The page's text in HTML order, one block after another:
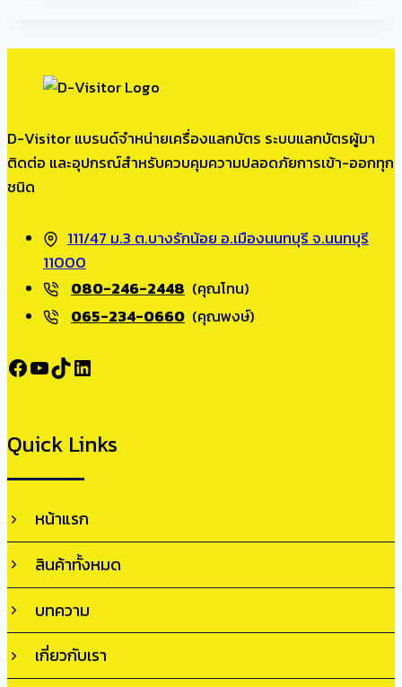
D-Visitor แบรนด์จำหน่ายเครื่องแลกบัตร ระบบแลกบัตรผู้มา
ติดต่อ และอุปกรณ์สำหรับควบคุมความปลอดภัยการเข้า-ออกทุก
ชนิด
111/47 ม.3 ต.บางรักน้อย อ.เมืองนนทบุรี จ.นนทบุรี
11000
080-246-2448 (คุณโทน)
065-234-0660 (คุณพงษ์)
Facebook
YouTube
TikTokLinkedIn
Quick Links
หน้าแรก
สินค้าทั้งหมด
บทความ
เกี่ยวกับเรา